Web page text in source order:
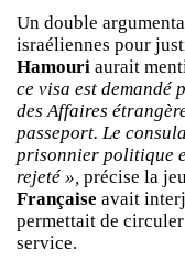
Un double
israéliennes pour
Hamouri aurait
ce visa est demandé
des Affaires
passeport. Le
prisonnier politique
rejeté », précise la
Française avait
permettait de
service.